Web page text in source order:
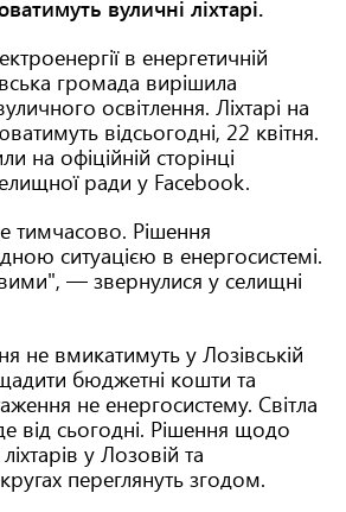
вуличні ліхтарі.
в енергетичній
громада вирішила
освітлення. Ліхтарі на
відсьогодні, 22 квітня.
на офіційній сторінці
ради у Facebook.
тимчасово. Рішення
ситуацією в енергосистемі.
— звернулися у селищні
не вмикатимуть у Лозівській
бюджетні кошти та
не енергосистему. Світла
від сьогодні. Рішення щодо
у Лозовій та
переглянуть згодом.